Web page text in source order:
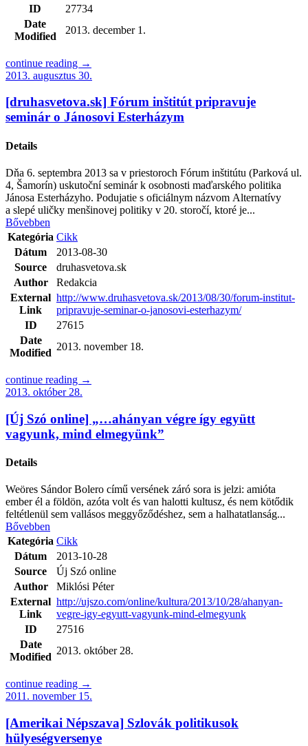
ID
27734
Date
Modified
2013. december 1.
continue reading →
2013. augusztus 30.
[druhasvetova.sk] Fórum inštitút pripravuje
seminár o Jánosovi Esterházym
Details
Dňa 6. septembra 2013 sa v priestoroch Fórum inštitútu (Parková ul.
4, Šamorín) uskutoční seminár k osobnosti maďarského politika
Jánosa Esterházyho. Podujatie s oficiálnym názvom Alternatívy
a slepé uličky menšinovej politiky v 20. storočí, ktoré je...
Bővebben
Kategória Cikk
Dátum
2013-08-30
Source
druhasvetova.sk
Author
Redakcia
External
Link
http://www.druhasvetova.sk/2013/08/30/forum-institut-
pripravuje-seminar-o-janosovi-esterhazym/
ID
27615
Date
Modified
2013. november 18.
continue reading →
2013. október 28.
[Új Szó online] „…ahányan végre így együtt
vagyunk, mind elmegyünk”
Details
Weöres Sándor Bolero című versének záró sora is jelzi: amióta
ember él a földön, azóta volt és van halotti kultusz, és nem kötődik
feltétlenül sem vallásos meggyőződéshez, sem a halhatatlanság...
Bővebben
Kategória Cikk
Dátum
2013-10-28
Source
Új Szó online
Author
Miklósi Péter
External
Link
http://ujszo.com/online/kultura/2013/10/28/ahanyan-
vegre-igy-egyutt-vagyunk-mind-elmegyunk
ID
27516
Date
Modified
2013. október 28.
continue reading →
2011. november 15.
[Amerikai Népszava] Szlovák politikusok
hülyeségversenye